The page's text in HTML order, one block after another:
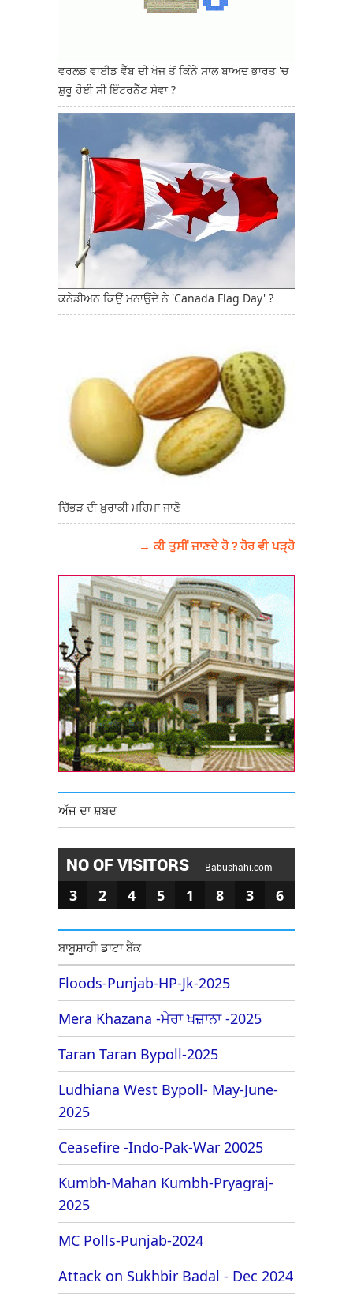
ਵਰਲਡ ਵਾਈਡ ਵੈੱਬ ਦੀ ਖੋਜ ਤੋਂ ਕਿੰਨੇ ਸਾਲ ਬਾਅਦ ਭਾਰਤ 'ਚ
ਸ਼ੁਰੂ ਹੋਈ ਸੀ ਇੰਟਰਨੈੱਟ ਸੇਵਾ ?
ਕਨੇਡੀਅਨ ਕਿਉਂ ਮਨਾਉਂਦੇ ਨੇ 'Canada Flag Day' ?
ਚਿੱਭੜ ਦੀ ਖ਼ੁਰਾਕੀ ਮਹਿਮਾ ਜਾਣੋ
→ ਕੀ ਤੁਸੀਂ ਜਾਣਦੇ ਹੋ ? ਹੋਰ ਵੀ ਪੜ੍ਹੋ
ਅੱਜ ਦਾ ਸ਼ਬਦ
NO OF VISITORS Babushahi.com
3 2 4 5 1 8 3 6
ਬਾਬੂਸ਼ਾਹੀ ਡਾਟਾ ਬੈਂਕ
Floods-Punjab-HP-Jk-2025
Mera Khazana -ਮੇਰਾ ਖਜ਼ਾਨਾ -2025
Taran Taran Bypoll-2025
Ludhiana West Bypoll- May-June-
2025
Ceasefire -Indo-Pak-War 20025
Kumbh-Mahan Kumbh-Pryagraj-
2025
MC Polls-Punjab-2024
Attack on Sukhbir Badal - Dec 2024